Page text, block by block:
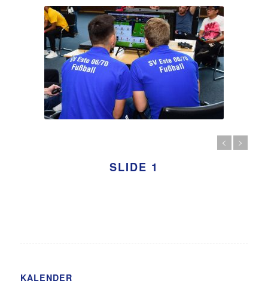
SLIDE 1
KALENDER